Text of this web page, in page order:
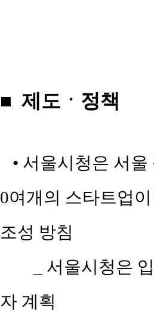
■ 제도ㆍ정책
• 서울시청은 서
0여개의 스타트업
조성 방침
_ 서울시청은
자 계획